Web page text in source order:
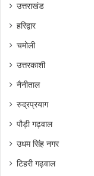
उत्तराखंड
हरिद्वार
चमोली
उत्तरकाशी
नैनीताल
रुद्रप्रयाग
पौड़ी गढ़वाल
उधम सिंह नगर
टिहरी गढ़वाल